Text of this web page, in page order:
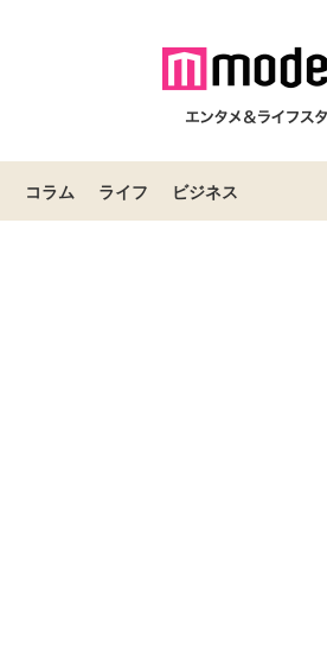
コラム ライフ ビジネス